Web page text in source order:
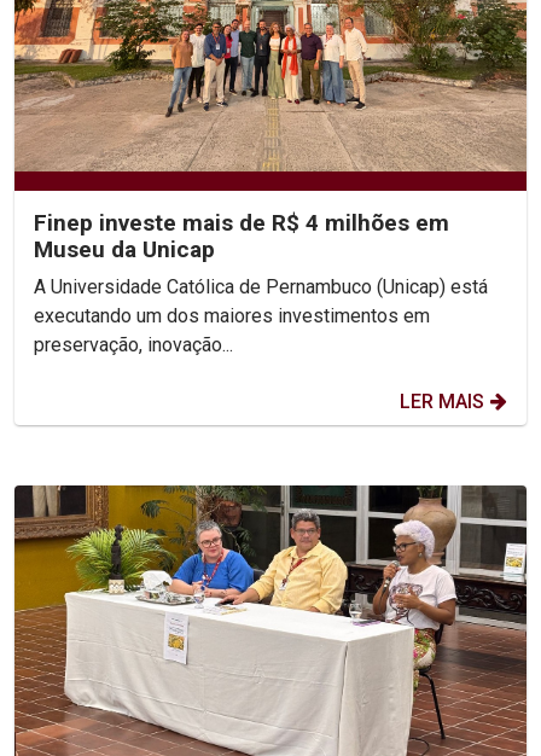
Finep investe mais de R$ 4 milhões em
Museu da Unicap
A Universidade Católica de Pernambuco (Unicap) está
executando um dos maiores investimentos em
preservação, inovação...
LER MAIS